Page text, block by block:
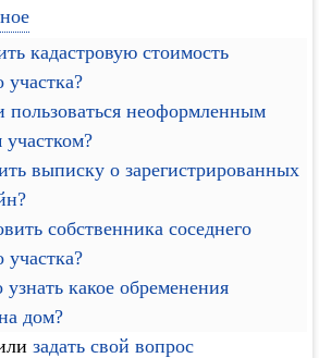
кадастровую стоимость
участка?
пользоваться неоформленным
выписку о зарегистрированных
собственника соседнего
участка?
какое обременения
дом?
задать свой вопрос